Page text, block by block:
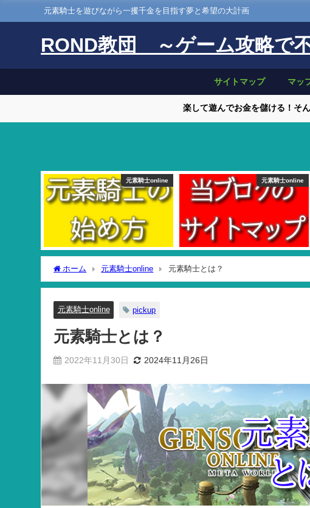
元素騎士を遊びながら一攫千金を目指す夢と希望の大計画
ROND教団 ～ゲーム攻略で
サイトマップ マッ
楽して遊んでお金を儲ける！そ
元素騎士online 元素騎士online
ホーム 元素騎士online 元素騎士とは？
元素騎士online pickup
元素騎士とは？
2022年11月30日 2024年11月26日